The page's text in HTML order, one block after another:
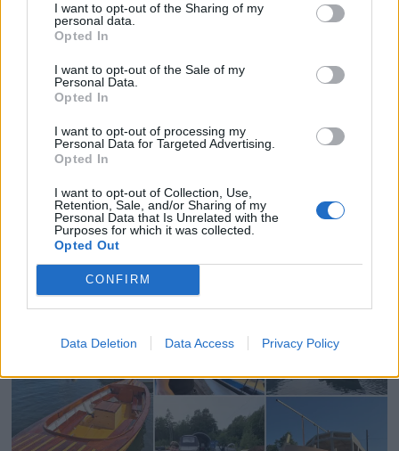
I want to opt-out of the Sharing of my
personal data.
Opted In
I want to opt-out of the Sale of my
Personal Data.
Opted In
I want to opt-out of processing my
Personal Data for Targeted Advertising.
Opted In
I want to opt-out of Collection, Use,
Retention, Sale, and/or Sharing of my
Personal Data that Is Unrelated with the
Purposes for which it was collected.
Opted Out
CONFIRM
Data Deletion Data Access Privacy Policy
Fiskeskøyta Tennfjord -
Nominert 2026